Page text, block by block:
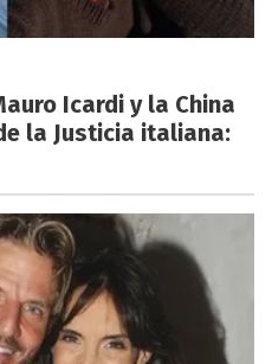
Icardi y la China
la Justicia italiana: